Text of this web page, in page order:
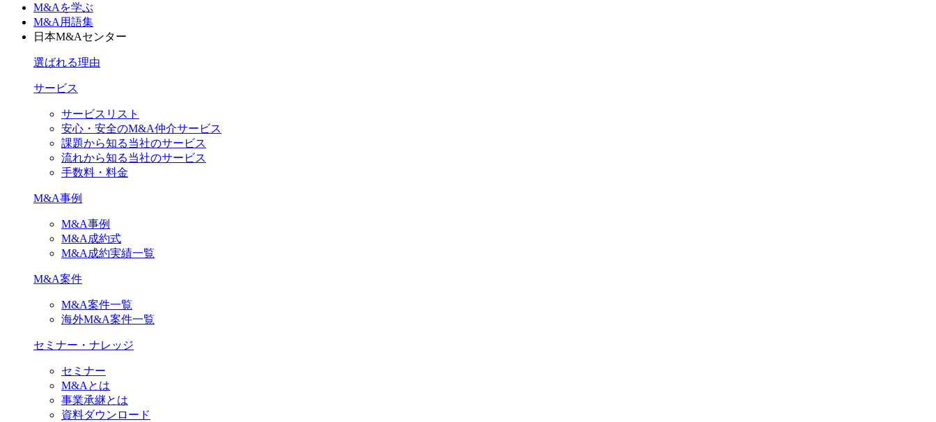
M&Aを学ぶ
M&A用語集
日本M&Aセンター
選ばれる理由
サービス
サービスリスト
安心・安全のM&A仲介サービス
課題から知る当社のサービス
流れから知る当社のサービス
手数料・料金
M&A事例
M&A事例
M&A成約式
M&A成約実績一覧
M&A案件
M&A案件一覧
海外M&A案件一覧
セミナー・ナレッジ
セミナー
M&Aとは
事業承継とは
資料ダウンロード